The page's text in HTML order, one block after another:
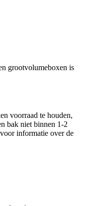
grootvolumeboxen is
voorraad te houden,
bak niet binnen 1-2
informatie over de